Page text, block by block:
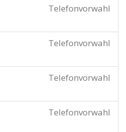
Telefonvorwahl
Telefonvorwahl
Telefonvorwahl
Telefonvorwahl